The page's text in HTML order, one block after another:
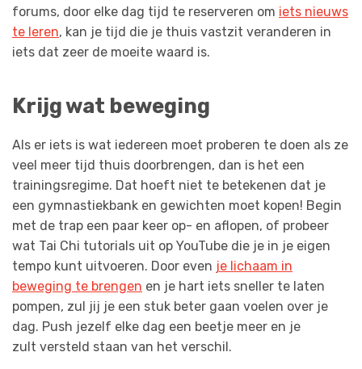
forums, door elke dag tijd te reserveren om iets nieuws
te leren, kan je tijd die je thuis vastzit veranderen in
iets dat zeer de moeite waard is.
Krijg wat beweging
Als er iets is wat iedereen moet proberen te doen als ze
veel meer tijd thuis doorbrengen, dan is het een
trainingsregime. Dat hoeft niet te betekenen dat je
een gymnastiekbank en gewichten moet kopen! Begin
met de trap een paar keer op- en aflopen, of probeer
wat Tai Chi tutorials uit op YouTube die je in je eigen
tempo kunt uitvoeren. Door even je lichaam in
beweging te brengen en je hart iets sneller te laten
pompen, zul jij je een stuk beter gaan voelen over je
dag. Push jezelf elke dag een beetje meer en je
zult versteld staan van het verschil.